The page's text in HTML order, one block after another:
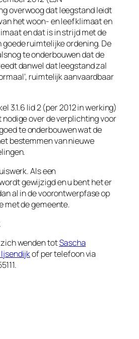
overwoog dat leegstand leidt
het woon- en leefklimaat en
en dat is in strijd met de
goede ruimtelijke ordening. De
te onderbouwen dat de
danwel dat leegstand zal
ruimtelijk aanvaardbaar
3.1.6 lid 2 (per 2012 in werking)
over de verplichting voor
te onderbouwen wat de
bestemmen van nieuwe
Als een
gewijzigd en u bent het er
al in de voorontwerpfase op
met de gemeente.
wenden totSascha
Ijsendijkof per telefoon via